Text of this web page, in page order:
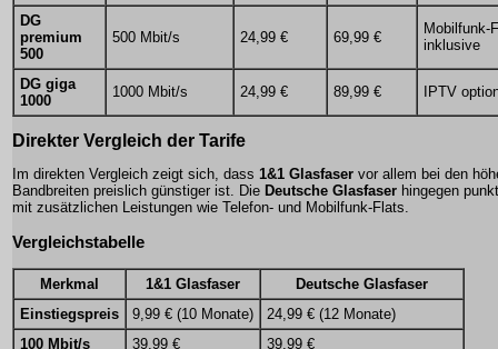
DG
premium
500
500 Mbit/s 24,99 € 69,99 €
Mobilfunk-
inklusive
DG giga
1000
1000 Mbit/s 24,99 € 89,99 € IPTV
Direkter Vergleich der Tarife
Im direkten Vergleich zeigt sich, dass 1&1 Glasfaser vor allem bei den
Bandbreiten preislich günstiger ist. Die Deutsche Glasfaser hingegen
mit zusätzlichen Leistungen wie Telefon- und Mobilfunk-Flats.
Vergleichstabelle
Merkmal 1&1 Glasfaser
Deutsche Glasfaser
Einstiegspreis
9,99 € (10 Monate)
24,99 € (12 Monate)
100 Mbit/s
39,99 € 39,99 €